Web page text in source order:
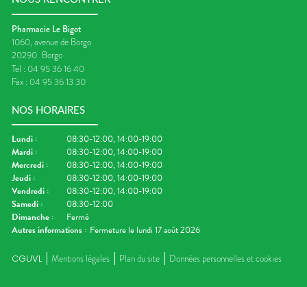
Pharmacie Le Bigot
1060, avenue de Borgo
20290 Borgo
Tel : 04 95 36 16 40
Fax : 04 95 36 13 30
NOS HORAIRES
Lundi :
08:30-12:00, 14:00-19:00
Mardi :
08:30-12:00, 14:00-19:00
Mercredi :
08:30-12:00, 14:00-19:00
Jeudi :
08:30-12:00, 14:00-19:00
Vendredi :
08:30-12:00, 14:00-19:00
Samedi :
08:30-12:00
Dimanche :
Fermé
Autres informations : Fermeture le lundi 17 août 2026
CGUVL Mentions légales Plan du site Données personnelles et cookies